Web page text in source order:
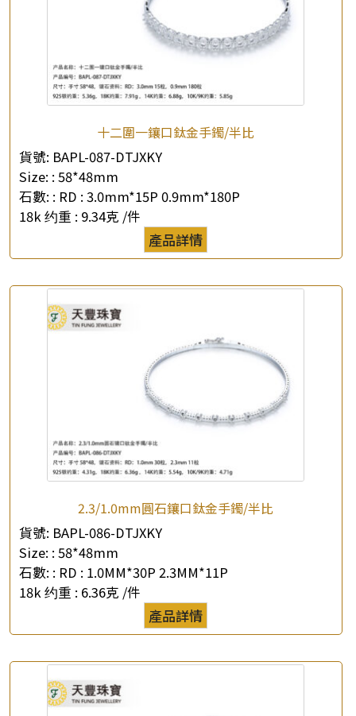
十二圍一鑲口鈦金手鐲/半比
貨號: BAPL-087-DTJXKY
Size: : 58*48mm
石數: : RD : 3.0mm*15P 0.9mm*180P
18k 约重 : 9.34克 /件
產品詳情
2.3/1.0mm圓石鑲口鈦金手鐲/半比
貨號: BAPL-086-DTJXKY
Size: : 58*48mm
石數: : RD : 1.0MM*30P 2.3MM*11P
18k 约重 : 6.36克 /件
產品詳情
×
公司名稱
e-mail
*聯絡電話
查詢以下產品